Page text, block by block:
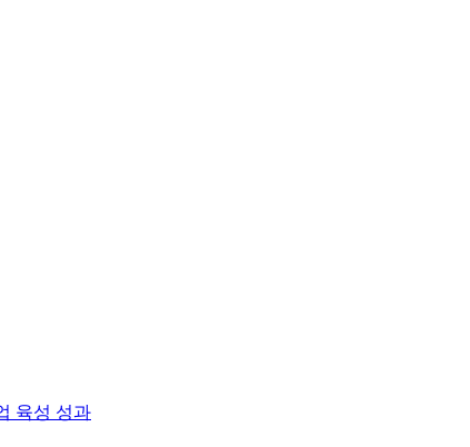
육성 성과